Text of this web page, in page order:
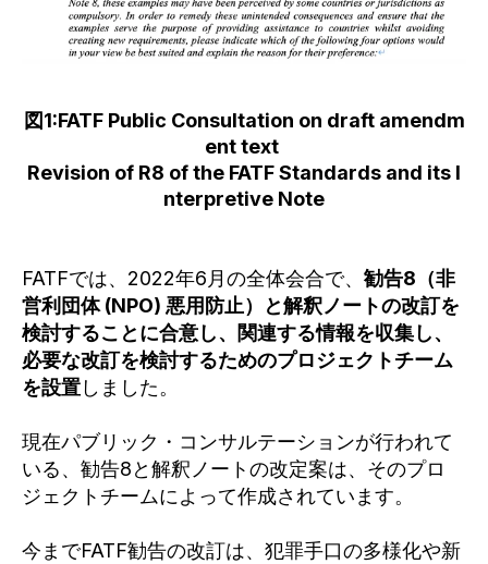
図1:FATF Public Consultation on draft amendm
ent text
Revision of R8 of the FATF Standards and its I
nterpretive Note
FATFでは、2022年6月の全体会合で、 勧告8（非
営利団体 (NPO) 悪用防止）と解釈ノートの改訂を
検討することに合意し、関連する情報を収集し、
必要な改訂を検討するためのプロジェクトチーム
を設置しました。
現在パブリック・コンサルテーションが行われて
いる、勧告8と解釈ノートの改定案は、そのプロ
ジェクトチームによって作成されています。
今までFATF勧告の改訂は、犯罪手口の多様化や新